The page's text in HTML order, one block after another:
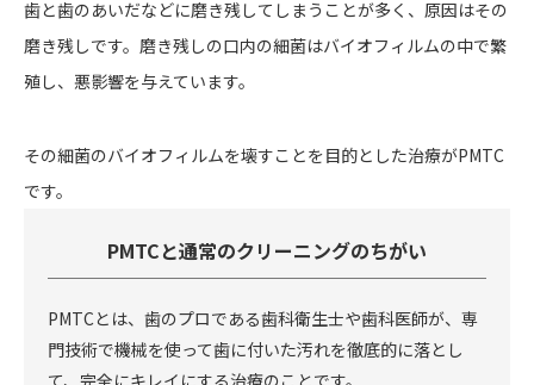
歯と歯のあいだなどに磨き残してしまうことが多く、原因はその
磨き残しです。磨き残しの口内の細菌はバイオフィルムの中で繁
殖し、悪影響を与えています。
その細菌のバイオフィルムを壊すことを目的とした治療がPMTC
です。
PMTCと通常のクリーニングのちがい
PMTCとは、歯のプロである歯科衛生士や歯科医師が、専
門技術で機械を使って歯に付いた汚れを徹底的に落とし